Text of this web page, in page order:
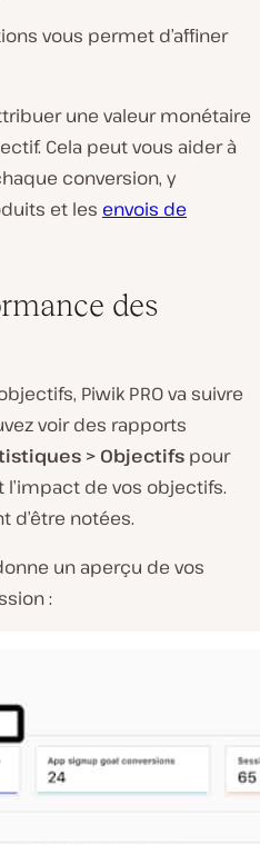
vous permet d’affiner
une valeur monétaire
Cela peut vous aider à
conversion, y
et les envois de
des
Piwik PRO va suivre
voir des rapports
> Objectifs pour
de vos objectifs.
d’être notées.
un aperçu de vos
: